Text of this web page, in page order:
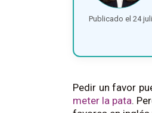
Publicado el 24
Pedir un favor
meter la pata.